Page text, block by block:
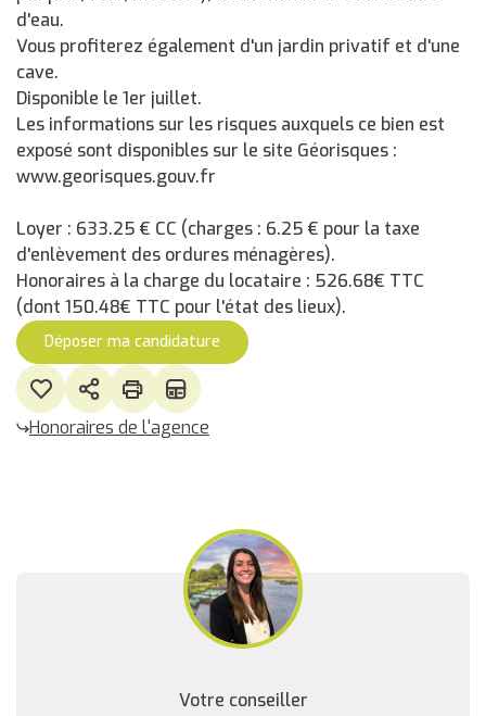
d'eau.
Vous profiterez également d'un jardin privatif et d'une
cave.
Disponible le 1er juillet.
Les informations sur les risques auxquels ce bien est
exposé sont disponibles sur le site Géorisques :
www.georisques.gouv.fr
Loyer : 633.25 € CC (charges : 6.25 € pour la taxe
d'enlèvement des ordures ménagères).
Honoraires à la charge du locataire : 526.68€ TTC
(dont 150.48€ TTC pour l'état des lieux).
Déposer ma candidature
Honoraires de l'agence
Votre conseiller